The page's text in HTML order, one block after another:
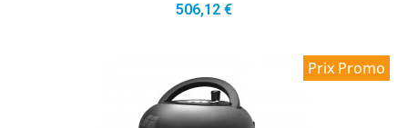
506,12 €
Prix Promo